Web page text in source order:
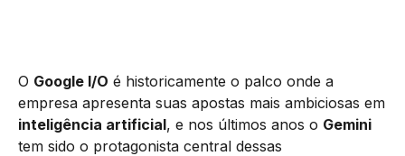
O Google I/O é historicamente o palco onde a
empresa apresenta suas apostas mais ambiciosas em
inteligência artificial, e nos últimos anos o Gemini
tem sido o protagonista central dessas